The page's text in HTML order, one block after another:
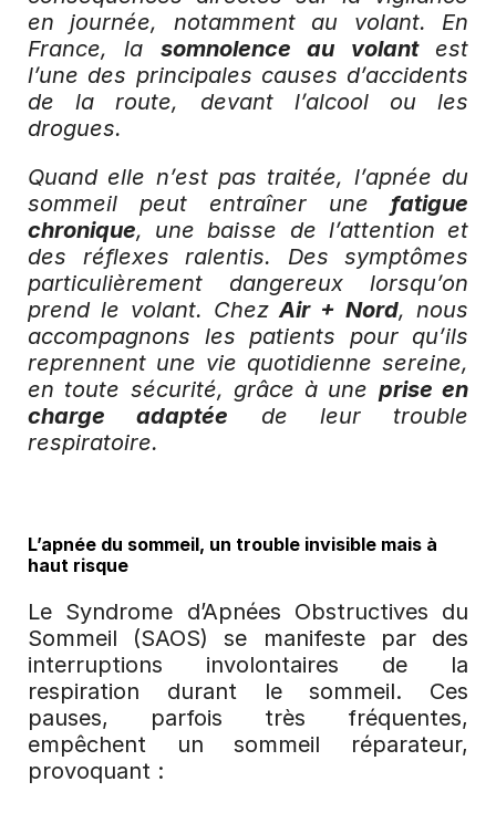
en journée, notamment au volant. En
France, la somnolence au volant est
l’une des principales causes d’accidents
de la route, devant l’alcool ou les
drogues.
Quand elle n’est pas traitée, l’apnée du
sommeil peut entraîner une fatigue
chronique, une baisse de l’attention et
des réflexes ralentis. Des symptômes
particulièrement dangereux lorsqu’on
prend le volant. Chez Air + Nord, nous
accompagnons les patients pour qu’ils
reprennent une vie quotidienne sereine,
en toute sécurité, grâce à une prise en
charge adaptée de leur trouble
respiratoire.
L’apnée du sommeil, un trouble invisible mais à
haut risque
Le Syndrome d’Apnées Obstructives du
Sommeil (SAOS) se manifeste par des
interruptions involontaires de la
respiration durant le sommeil. Ces
pauses, parfois très fréquentes,
empêchent un sommeil réparateur,
provoquant :